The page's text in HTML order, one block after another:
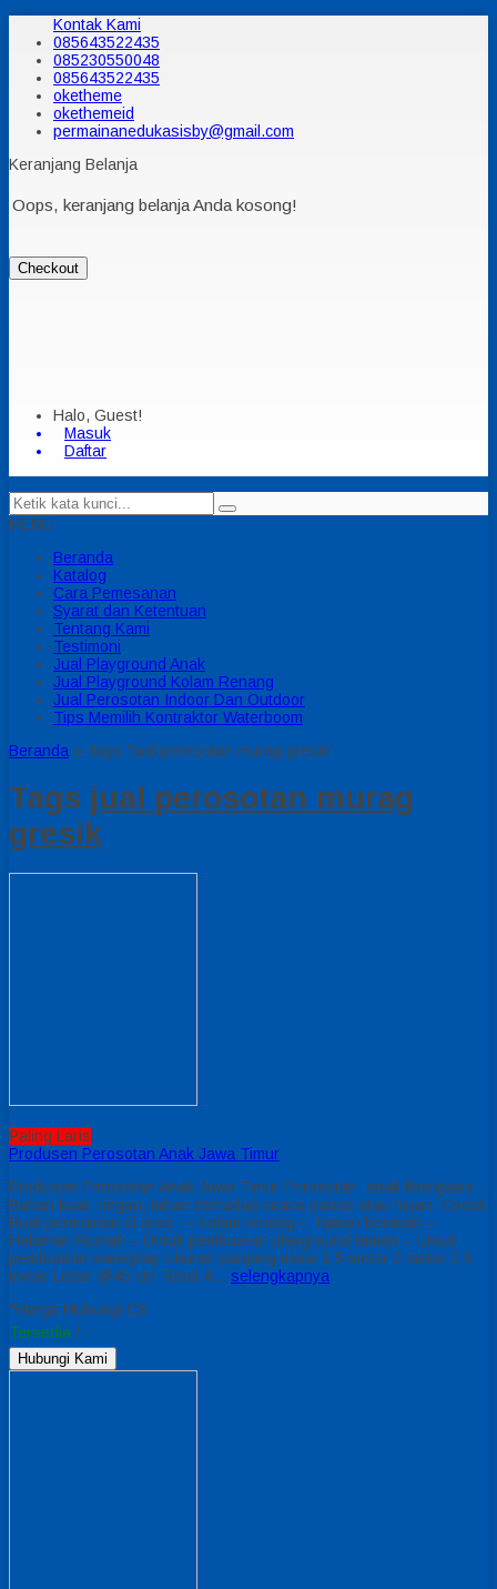
Kontak Kami
085643522435
085230550048
085643522435
oketheme
okethemeid
permainanedukasisby@gmail.com
Keranjang Belanja
Oops, keranjang belanja Anda kosong!
Checkout
Halo, Guest!
Masuk
Daftar
MENU
Beranda
Katalog
Cara Pemesanan
Syarat dan Ketentuan
Tentang Kami
Testimoni
Jual Playground Anak
Jual Playground Kolam Renang
Jual Perosotan Indoor Dan Outdoor
Tips Memilih Kontraktor Waterboom
Beranda » Tags "jual perosotan murag gresik"
Tags jual perosotan murag
gresik
Paling Laris
Produsen Perosotan Anak Jawa Timur
Produsen Perosotan Anak Jawa Timur Perosotan anak fiberglass
Bahan kuat, ringan, tahan terhadap cuaca panas atau hujan. Cocok
Buat permainan di area : – kolam renang – Taman bermain –
Halaman Rumah – Untuk pembuatan playground taman – Untuk
pembuatan waterplay Ukuran panjang mulai 1,5 meter 2 meter 2,5
meter Lebar @45 cm Tebal 4… selengkapnya
*Harga Hubungi CS
Tersedia / -
Hubungi Kami